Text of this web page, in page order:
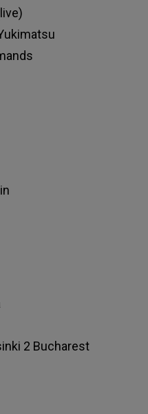
2 Bucharest